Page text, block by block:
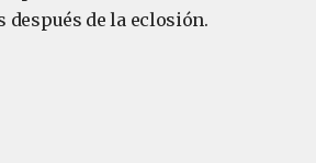
después de la eclosión.